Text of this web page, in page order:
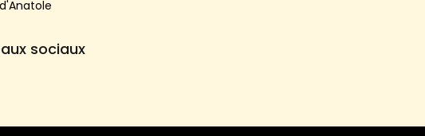
sociaux